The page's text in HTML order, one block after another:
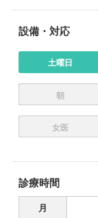
設備・対応
土曜日
朝
女医
診療時間
月